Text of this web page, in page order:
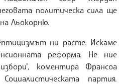
политическа сила ще
Льокорню.
ни расте. Искаме
реформа. Не ние
коментира Франсоа
партия.